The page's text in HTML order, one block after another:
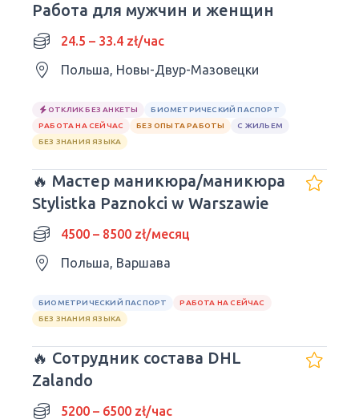
Работа для мужчин и женщин
24.5 – 33.4 zł/час
Польша, Новы-Двур-Мазовецки
ОТКЛИК БЕЗ АНКЕТЫ
БИОМЕТРИЧЕСКИЙ ПАСПОРТ
РАБОТА НА СЕЙЧАС
БЕЗ ОПЫТА РАБОТЫ
С ЖИЛЬЕМ
БЕЗ ЗНАНИЯ ЯЗЫКА
🔥 Мастер маникюра/маникюра
Stylistka Paznokci w Warszawie
4500 – 8500 zł/месяц
Польша, Варшава
БИОМЕТРИЧЕСКИЙ ПАСПОРТ
РАБОТА НА СЕЙЧАС
БЕЗ ЗНАНИЯ ЯЗЫКА
🔥 Сотрудник состава DHL
Zalando
5200 – 6500 zł/час